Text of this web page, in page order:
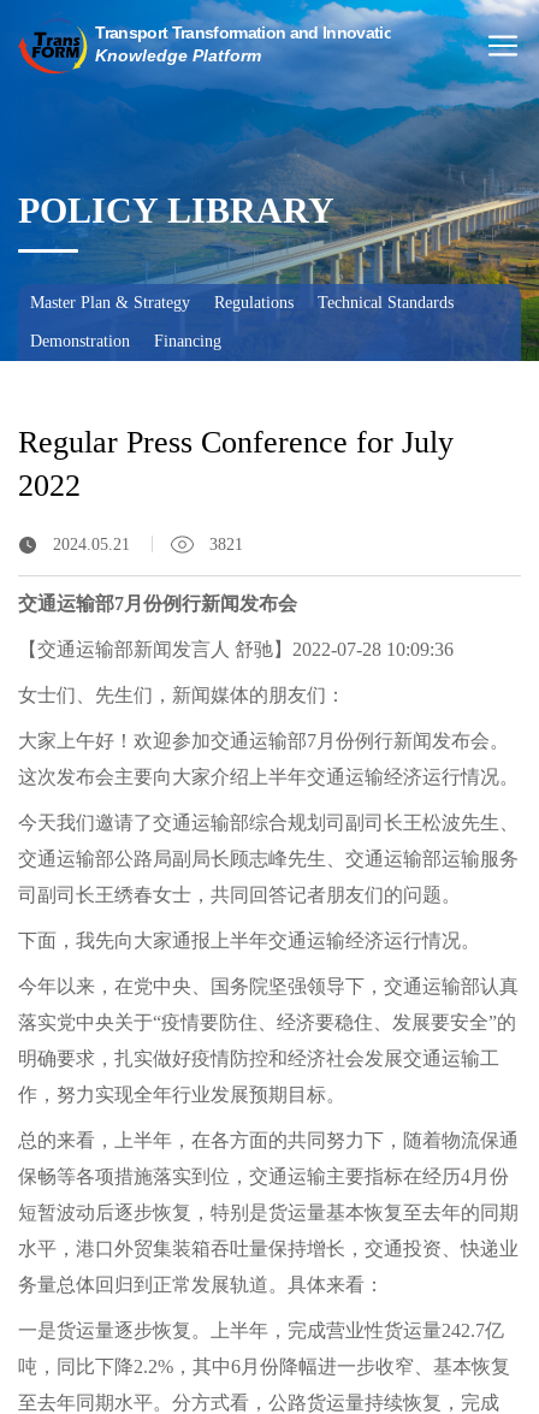
POLICY LIBRARY
Master Plan & Strategy Regulations Technical Standards
Demonstration Financing
Regular Press Conference for July
2022
2024.05.21 3821
交通运输部7月份例行新闻发布会
【交通运输部新闻发言人 舒驰】2022-07-28 10:09:36
女士们、先生们，新闻媒体的朋友们：
大家上午好！欢迎参加交通运输部7月份例行新闻发布会。
这次发布会主要向大家介绍上半年交通运输经济运行情况。
今天我们邀请了交通运输部综合规划司副司长王松波先生、
交通运输部公路局副局长顾志峰先生、交通运输部运输服务
司副司长王绣春女士，共同回答记者朋友们的问题。
下面，我先向大家通报上半年交通运输经济运行情况。
今年以来，在党中央、国务院坚强领导下，交通运输部认真
落实党中央关于“疫情要防住、经济要稳住、发展要安全”的
明确要求，扎实做好疫情防控和经济社会发展交通运输工
作，努力实现全年行业发展预期目标。
总的来看，上半年，在各方面的共同努力下，随着物流保通
保畅等各项措施落实到位，交通运输主要指标在经历4月份
短暂波动后逐步恢复，特别是货运量基本恢复至去年的同期
水平，港口外贸集装箱吞吐量保持增长，交通投资、快递业
务量总体回归到正常发展轨道。具体来看：
一是货运量逐步恢复。上半年，完成营业性货运量242.7亿
吨，同比下降2.2%，其中6月份降幅进一步收窄、基本恢复
至去年同期水平。分方式看，公路货运量持续恢复，完成